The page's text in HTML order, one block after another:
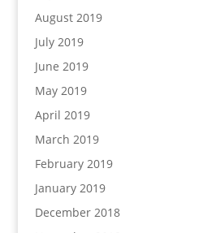
August 2019
July 2019
June 2019
May 2019
April 2019
March 2019
February 2019
January 2019
December 2018